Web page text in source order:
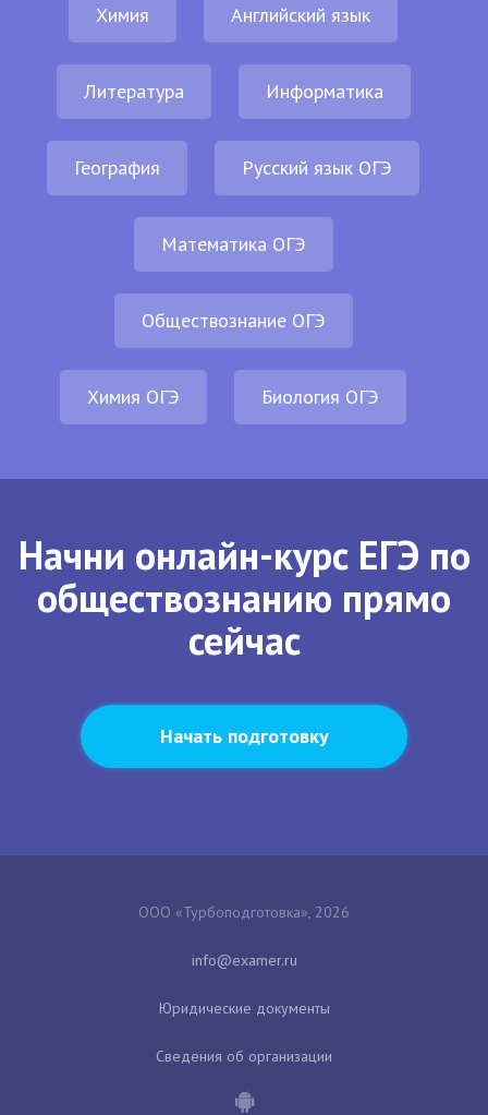
Химия Английский язык
Литература Информатика
География Русский язык ОГЭ
Математика ОГЭ
Обществознание ОГЭ
Химия ОГЭ Биология ОГЭ
Начни онлайн-курс ЕГЭ по
обществознанию прямо
сейчас
Начать подготовку
ООО «Турбоподготовка», 2026
Юридические документы
Сведения об организации